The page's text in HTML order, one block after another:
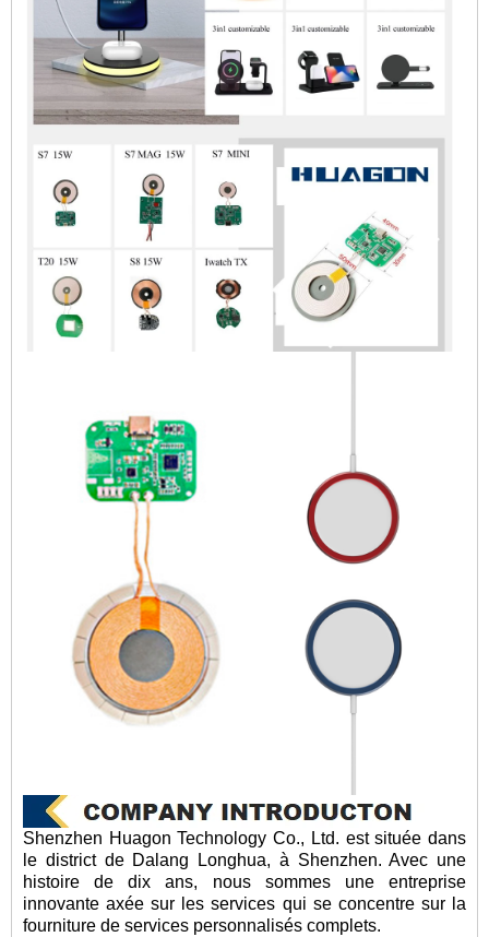
Shenzhen Huagon Technology Co., Ltd. est située dans
le district de Dalang Longhua, à Shenzhen. Avec une
histoire de dix ans, nous sommes une entreprise
innovante axée sur les services qui se concentre sur la
fourniture de services personnalisés complets.